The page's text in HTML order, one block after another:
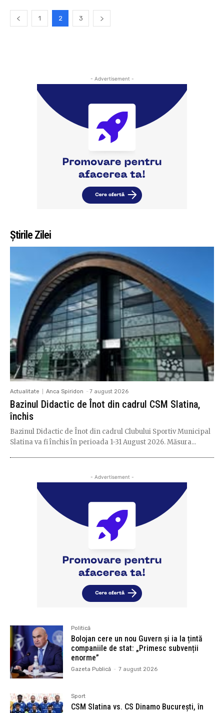
1 2 3
- Advertisement -
Știrile Zilei
Actualitate Anca Spiridon - 7 august 2026
Bazinul Didactic de Înot din cadrul CSM Slatina,
închis
Bazinul Didactic de Înot din cadrul Clubului Sportiv Municipal
Slatina va fi închis în perioada 1-31 August 2026. Măsura...
- Advertisement -
Politică
Bolojan cere un nou Guvern și ia la țintă
companiile de stat: „Primesc subvenții
enorme”
Gazeta Publică - 7 august 2026
Sport
CSM Slatina vs. CS Dinamo București, în